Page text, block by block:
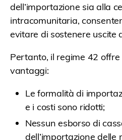
dell’importazione sia alla
intracomunitaria,
evitare di sostenere uscite
Pertanto, il regime 42
vantaggi:
Le formalità di
e i costi sono ridotti;
Nessun esborso di
dell’importazione delle